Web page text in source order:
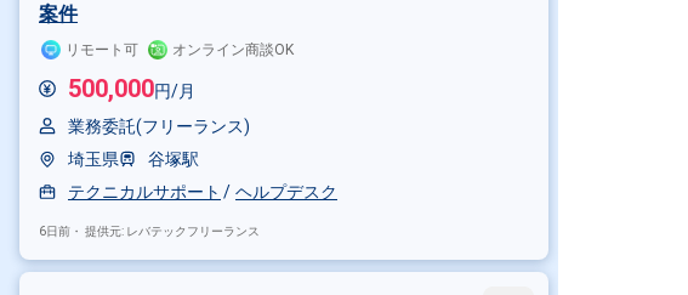
案件
リモート可 オンライン商談OK
500,000円/月
業務委託(フリーランス)
埼玉県
谷塚駅
テクニカルサポート
ヘルプデスク
6日前・ 提供元: レバテックフリーランス